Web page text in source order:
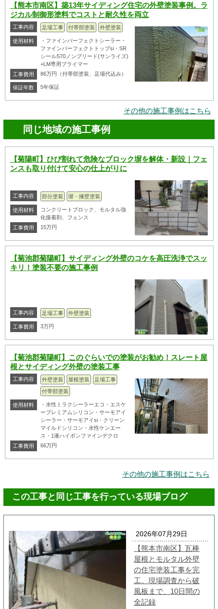
【熊本市南区】築13年サイディング住宅の外壁塗装事例。ラ
ジカル制御形塗料でコストと耐久性を両立
工事内容 足場工事 付帯部塗装 外壁塗装
使用材料
・ファインパーフェクトシーラー・
ファインパーフェクトトップsi・SR
シールS70ノンブリード(サンライズ)
+LM専用プライマー
工事費用
86万円（付帯部塗装、足場代込み）
保証年数 5年保証
その他の施工事例はこちら
同じ地域の施工事例
【菊陽町】ひび割れて危険なブロック塀を解体・新設｜フェ
ンスも取り付けて安心の仕上がりに
工事内容 部分塗装 塀・擁壁塗装
使用材料
コンクリートブロック、モルタル強
化接着剤、フェンス
工事費用
15万円
【菊池郡菊陽町】サイディング外壁のコケを高圧洗浄でスッ
キリ！塗装不要の施工事例
工事内容 足場工事 外壁塗装
工事費用 3万円
【菊池郡菊陽町】このぐらいでの塗装がお勧め！スレート屋
根とサイディング外壁の塗装工事
工事内容 外壁塗装 屋根塗装
足場工事
付帯部塗装
使用材料
・水性ミラクシーラーエコ・エスケ
ープレミアムシリコン・サーモアイ
シーラー・サーモアイsi・クリーン
マイルドシリコン・水性ケンエー
ス・1液ハイポンファインデクロ
工事費用
66万円
その他の施工事例はこちら
この工事と同じ工事を行っている現場ブログ
2026年07月29日
【熊本市南区】瓦棒
屋根とモルタル外壁
の住宅塗装工事を完
工。現場調査から破
風板まで、10日間の
全記録